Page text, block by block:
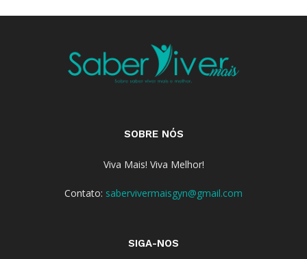
SOBRE NÓS
Viva Mais! Viva Melhor!
Contato: sabervivermaisgyn@gmail.com
SIGA-NOS